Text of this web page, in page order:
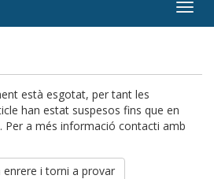
està esgotat, per tant les
han estat suspesos fins que en
Per a més informació contacti amb
enrere i torni a provar